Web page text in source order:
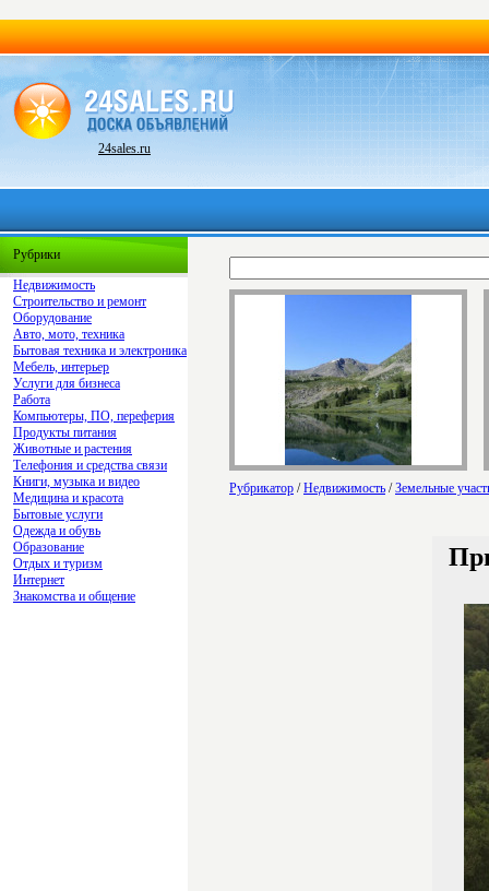
24sales.ru
Рубрики
Недвижимость
Строительство и ремонт
Оборудование
Авто, мото, техника
Бытовая техника и электроника
Мебель, интерьер
Услуги для бизнеса
Работа
Компьютеры, ПО, переферия
Продукты питания
Животные и растения
Телефония и средства связи
Книги, музыка и видео
Медицина и красота
Бытовые услуги
Одежда и обувь
Образование
Отдых и туризм
Интернет
Знакомства и общение
Рубрикатор /Недвижимость /Земельные